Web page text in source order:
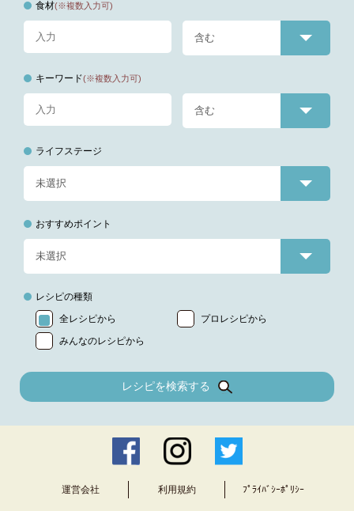
食材(※複数入力可)
キーワード(※複数入力可)
ライフステージ
おすすめポイント
レシピの種類
全レシピから
プロレシピから
みんなのレシピから
レシピを検索する
運営会社 利用規約 ﾌﾟﾗｲﾊﾞｼｰﾎﾟﾘｼｰ